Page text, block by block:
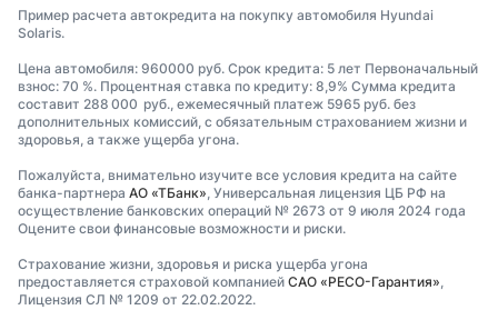
Пример расчета автокредита на покупку автомобиля Hyundai
Solaris.
Цена автомобиля: 960000 руб. Срок кредита: 5 лет Первоначальный
взнос: 70 %. Процентная ставка по кредиту: 8,9% Сумма кредита
составит 288 000 руб., ежемесячный платеж 5965 руб. без
дополнительных комиссий, с обязательным страхованием жизни и
здоровья, а также ущерба угона.
Пожалуйста, внимательно изучите все условия кредита на сайте
банка-партнера АО «ТБанк», Универсальная лицензия ЦБ РФ на
осуществление банковских операций № 2673 от 9 июля 2024 года
Оцените свои финансовые возможности и риски.
Страхование жизни, здоровья и риска ущерба угона
предоставляется страховой компанией САО «РЕСО-Гарантия»,
Лицензия СЛ № 1209 от 22.02.2022.